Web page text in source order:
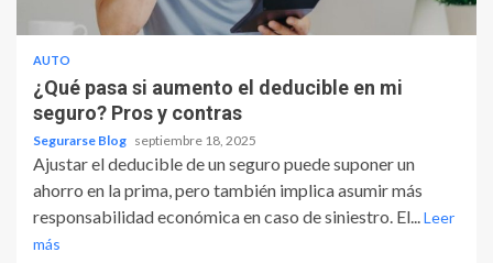
AUTO
¿Qué pasa si aumento el deducible en mi
seguro? Pros y contras
Segurarse Blog septiembre 18, 2025
Ajustar el deducible de un seguro puede suponer un
ahorro en la prima, pero también implica asumir más
responsabilidad económica en caso de siniestro. El...Leer
más